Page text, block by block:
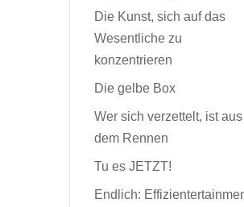
Die Kunst, sich auf das
Wesentliche zu
konzentrieren
Die gelbe Box
Wer sich verzettelt, ist aus
dem Rennen
Tu es JETZT!
Endlich: